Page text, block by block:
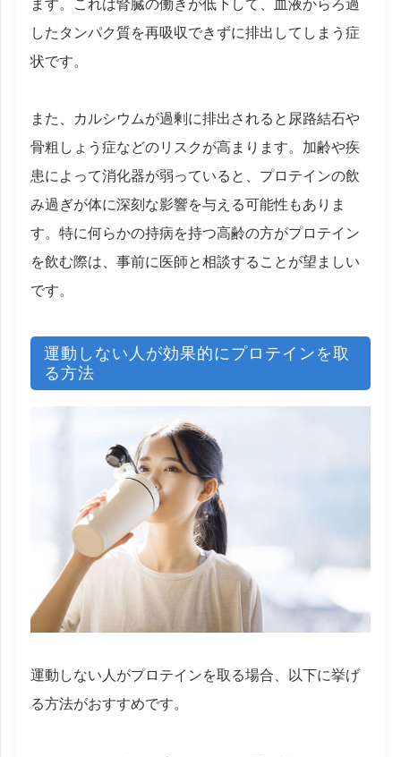
ます。これは腎臓の働きが低下して、血液からろ過
したタンパク質を再吸収できずに排出してしまう症
状です。
また、カルシウムが過剰に排出されると尿路結石や
骨粗しょう症などのリスクが高まります。加齢や疾
患によって消化器が弱っていると、プロテインの飲
み過ぎが体に深刻な影響を与える可能性もありま
す。特に何らかの持病を持つ高齢の方がプロテイン
を飲む際は、事前に医師と相談することが望ましい
です。
運動しない人が効果的にプロテインを取
る方法
運動しない人がプロテインを取る場合、以下に挙げ
る方法がおすすめです。